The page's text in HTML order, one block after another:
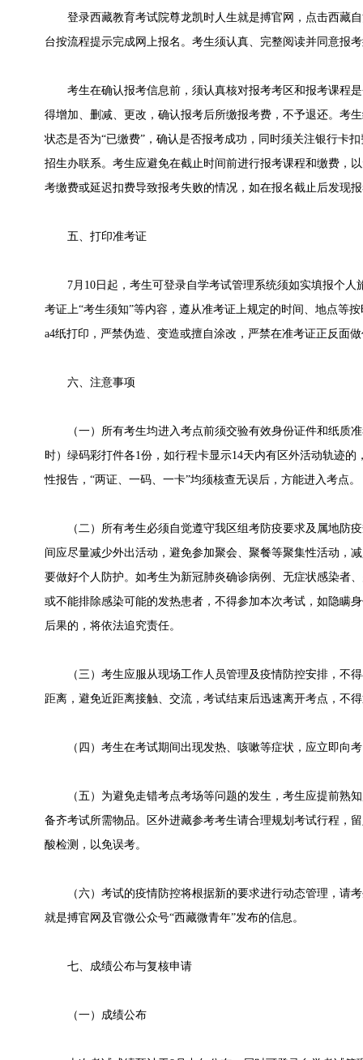
登录西藏教育考试院尊龙凯时人生就是搏官网，点击西藏自
台按流程提示完成网上报名。考生须认真、完整阅读并同意报
考生在确认报考信息前，须认真核对报考考区和报考课程是
得增加、删减、更改，确认报考后所缴报考费，不予退还。考
状态是否为“已缴费”，确认是否报考成功，同时须关注银行卡
招生办联系。考生应避免在截止时间前进行报考课程和缴费，
考缴费或延迟扣费导致报考失败的情况，如在报名截止后发现
五、打印准考证
7月10日起，考生可登录自学考试管理系统须如实填报个人
考证上“考生须知”等内容，遵从准考证上规定的时间、地点等
a4纸打印，严禁伪造、变造或擅自涂改，严禁在准考证正反面
六、注意事项
（一）所有考生均进入考点前须交验有效身份证件和纸质准
时）绿码彩打件各1份，如行程卡显示14天内有区外活动轨迹
性报告，“两证、一码、一卡”均须核查无误后，方能进入考点。
（二）所有考生必须自觉遵守我区组考防疫要求及属地防疫
间应尽量减少外出活动，避免参加聚会、聚餐等聚集性活动，
要做好个人防护。如考生为新冠肺炎确诊病例、无症状感染者
或不能排除感染可能的发热患者，不得参加本次考试，如隐瞒
后果的，将依法追究责任。
（三）考生应服从现场工作人员管理及疫情防控安排，不得
距离，避免近距离接触、交流，考试结束后迅速离开考点，不
（四）考生在考试期间出现发热、咳嗽等症状，应立即向考
（五）为避免走错考点考场等问题的发生，考生应提前熟知
备齐考试所需物品。区外进藏参考考生请合理规划考试行程，
酸检测，以免误考。
（六）考试的疫情防控将根据新的要求进行动态管理，请考
就是搏官网及官微公众号“西藏微青年”发布的信息。
七、成绩公布与复核申请
（一）成绩公布